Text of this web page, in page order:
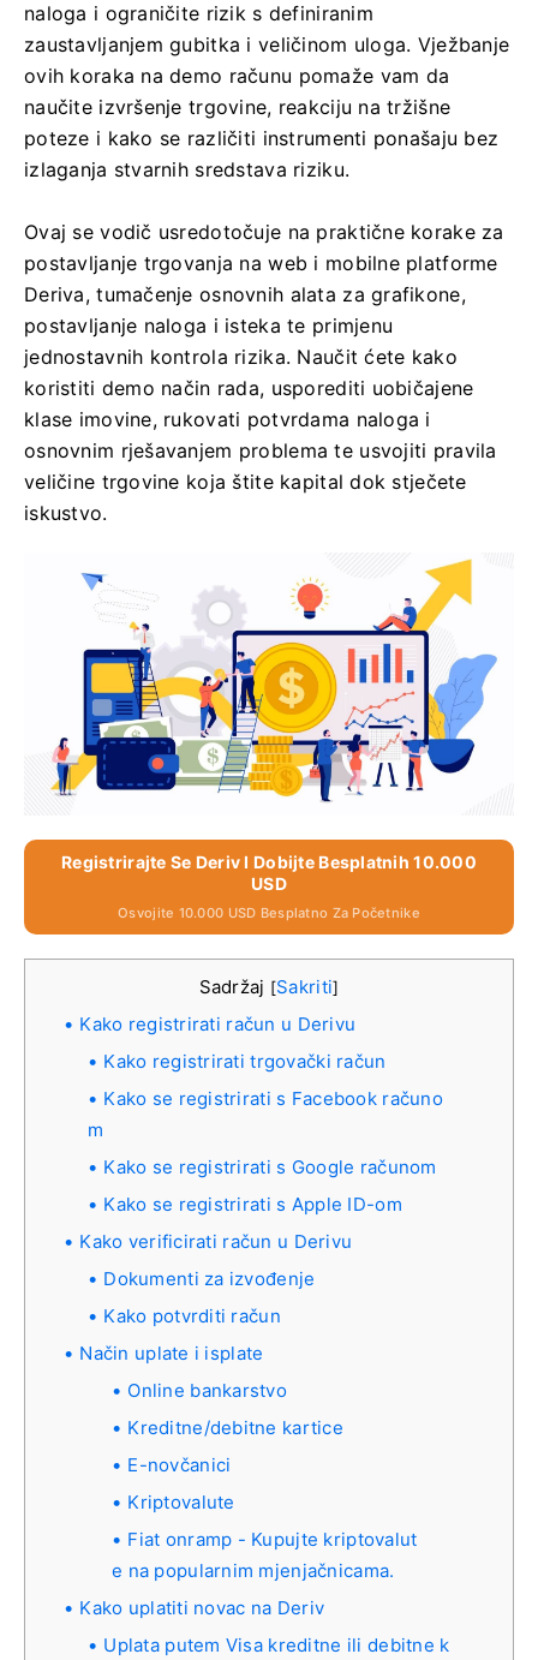
naloga i ograničite rizik s definiranim
zaustavljanjem gubitka i veličinom uloga. Vježbanje
ovih koraka na demo računu pomaže vam da
naučite izvršenje trgovine, reakciju na tržišne
poteze i kako se različiti instrumenti ponašaju bez
izlaganja stvarnih sredstava riziku.
Ovaj se vodič usredotočuje na praktične korake za
postavljanje trgovanja na web i mobilne platforme
Deriva, tumačenje osnovnih alata za grafikone,
postavljanje naloga i isteka te primjenu
jednostavnih kontrola rizika. Naučit ćete kako
koristiti demo način rada, usporediti uobičajene
klase imovine, rukovati potvrdama naloga i
osnovnim rješavanjem problema te usvojiti pravila
veličine trgovine koja štite kapital dok stječete
iskustvo.
Registrirajte Se Deriv I Dobijte Besplatnih 10.000
USD
Osvojite 10.000 USD Besplatno Za Početnike
Sadržaj [Sakriti]
Kako registrirati račun u Derivu
Kako registrirati trgovački račun
Kako se registrirati s Facebook računo
m
Kako se registrirati s Google računom
Kako se registrirati s Apple ID-om
Kako verificirati račun u Derivu
Dokumenti za izvođenje
Kako potvrditi račun
Način uplate i isplate
Online bankarstvo
Kreditne/debitne kartice
E-novčanici
Kriptovalute
Fiat onramp - Kupujte kriptovalut
e na popularnim mjenjačnicama.
Kako uplatiti novac na Deriv
Uplata putem Visa kreditne ili debitne k